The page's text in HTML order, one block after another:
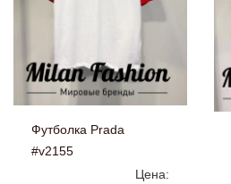
Футболка Prada
#v2155
Цена: